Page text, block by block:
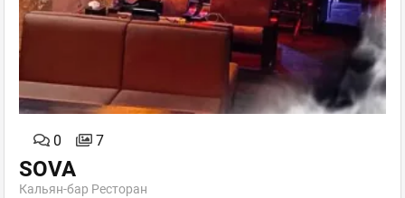
0 7
SOVA
Кальян-бар Ресторан